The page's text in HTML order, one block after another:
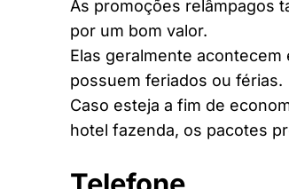
As promoções relâmpagos
por um bom valor.
Elas geralmente
possuem feriados ou férias.
Caso esteja a fim de
hotel fazenda, os pacotes